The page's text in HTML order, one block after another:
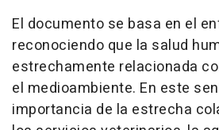
El documento se basa en el
reconociendo que la salud
estrechamente relacionada
el medioambiente. En este
importancia de la estrecha